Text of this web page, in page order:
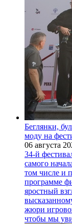
Беглянки,
моду на
06 августа
34-й
самого
том числе и
программе
яростный
жюри
чтобы мы